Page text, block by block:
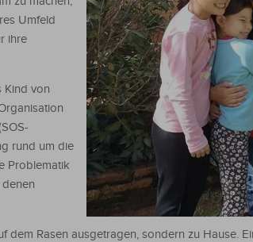
Umfeld
ihre
Kind von
rund um die
Problematik
dem Rasen ausgetragen, sondern zu Hause.